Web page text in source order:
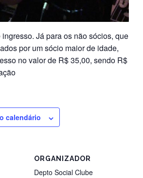
Já para os não sócios, que
por um sócio maior de idade,
no valor de R$ 35,00, sendo R$
calendário
ORGANIZADOR
Depto Social Clube